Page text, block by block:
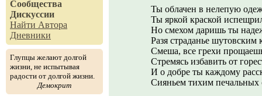
Сообщества
Дискуссии
Найти Автора
Дневники
Глупцы желают долгой
жизни, не испытывая
радости от долгой жизни.
Демокрит
Ты облачен в нелепую
Ты яркой краской
Но смехом даришь ты
Разя страданье шутовским
Смеша, все грехи
Стремясь избавить от
И о добре ты каждому
Сияньем тихим печальных